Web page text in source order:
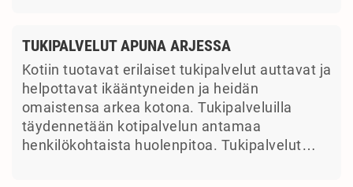
TUKIPALVELUT APUNA ARJESSA
Kotiin tuotavat erilaiset tukipalvelut auttavat ja
helpottavat ikääntyneiden ja heidän
omaistensa arkea kotona. Tukipalveluilla
täydennetään kotipalvelun antamaa
henkilökohtaista huolenpitoa. Tukipalvelut…